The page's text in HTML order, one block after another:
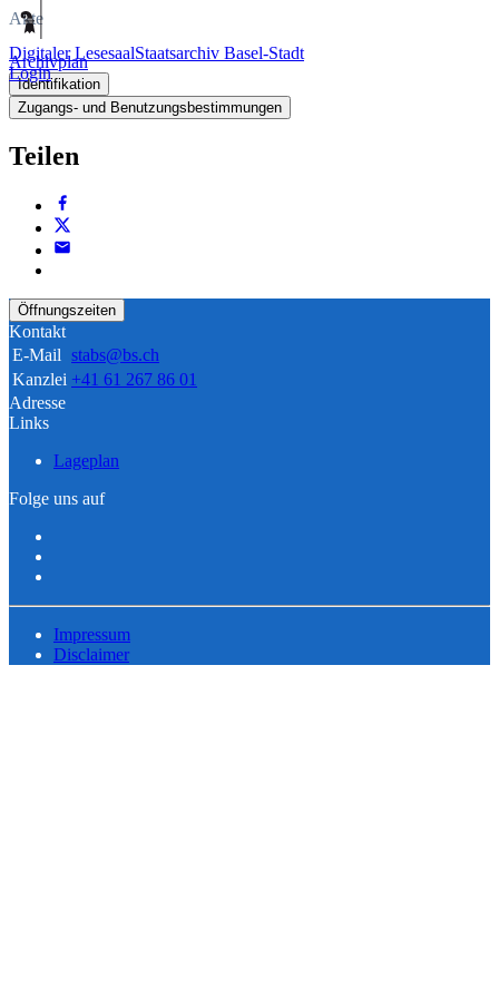
Digitaler LesesaalStaatsarchiv Basel-Stadt
Login
Akte
Archivplan
Identifikation
Zugangs- und Benutzungsbestimmungen
Teilen
Öffnungszeiten
Kontakt
E-Mail stabs@bs.ch
Kanzlei +41 61 267 86 01
Adresse
Links
Lageplan
Folge uns auf
Impressum
Disclaimer